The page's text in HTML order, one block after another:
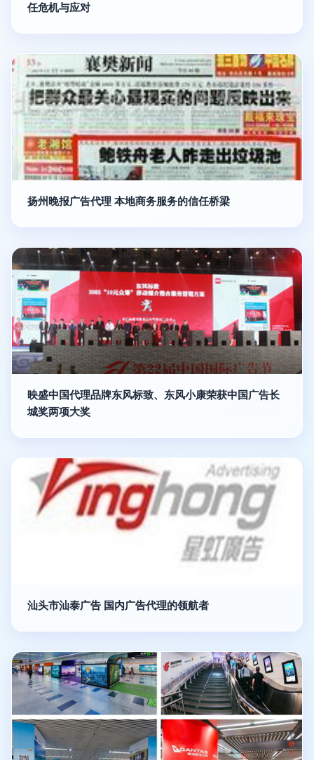
任危机与应对
扬州晚报广告代理 本地商务服务的信任桥梁
映盛中国代理品牌东风标致、东风小康荣获中国广告长
城奖两项大奖
汕头市汕泰广告 国内广告代理的领航者